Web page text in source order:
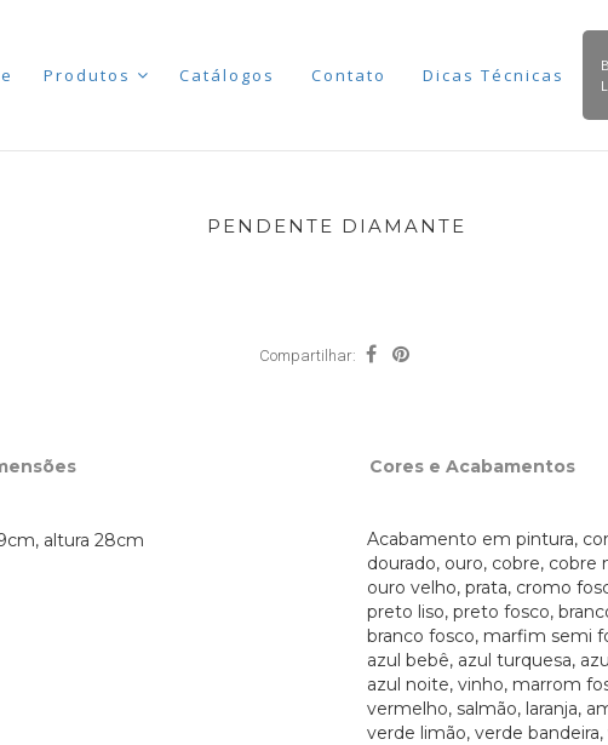
Produtos Catálogos Contato Dicas Técnicas
PENDENTE DIAMANTE
Compartilhar:
Cores e Acabamentos
altura 28cm
Acabamento em pintura,
dourado, ouro, cobre, cobre
ouro velho, prata, cromo
preto liso, preto fosco,
branco fosco, marfim semi
azul bebê, azul turquesa,
azul noite, vinho, marrom
vermelho, salmão, laranja,
verde limão, verde bandeira,